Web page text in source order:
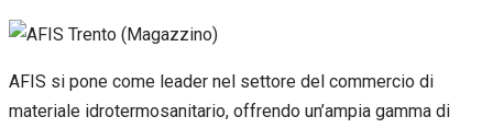
AFIS si pone come leader nel settore del commercio di
materiale idrotermosanitario, offrendo un’ampia gamma di